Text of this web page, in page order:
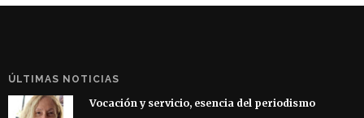
ÚLTIMAS NOTICIAS
Vocación y servicio, esencia del periodismo